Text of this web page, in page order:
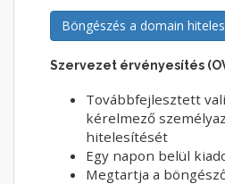
Böngészés a domain
Szervezet érvényesítés
Továbbfejlesztett
kérelmező
hitelesítését
Egy napon belül
Megtartja a